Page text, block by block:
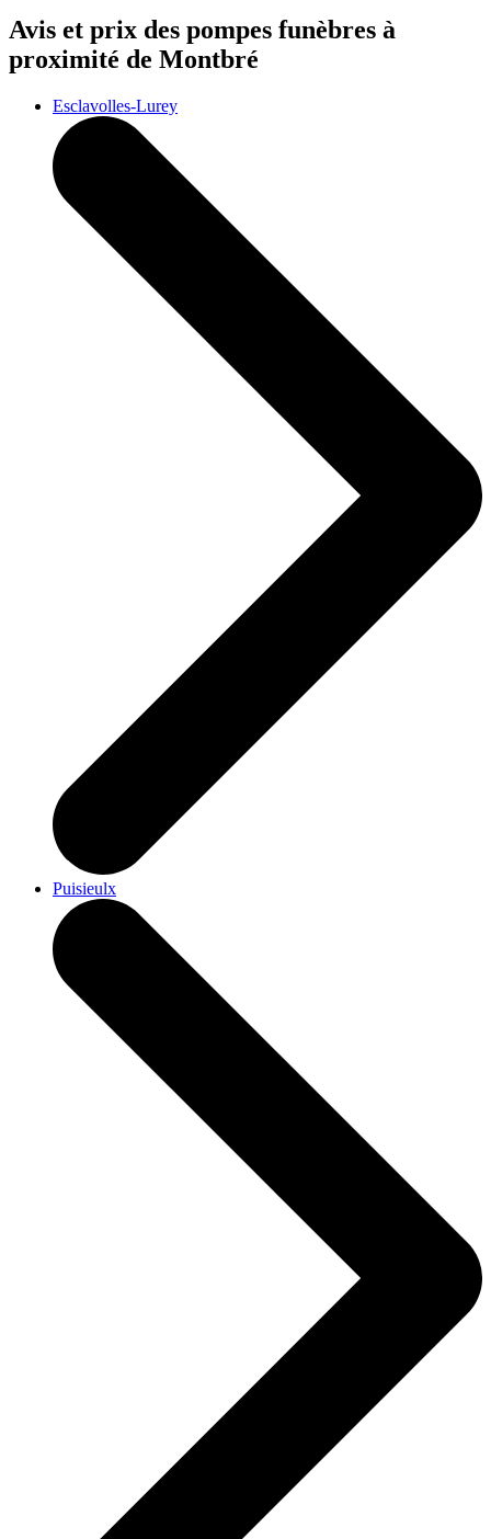
Avis et prix des pompes funèbres à
proximité de Montbré
Esclavolles-Lurey
Puisieulx